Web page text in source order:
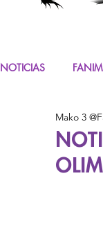
NOTICIAS
EVENTOSMako 3